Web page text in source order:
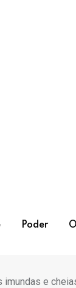
Poder
imundas e